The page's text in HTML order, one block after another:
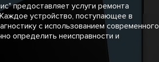
предоставляет услуги ремонта
устройство, поступающее в
с использованием современного
определить неисправности и